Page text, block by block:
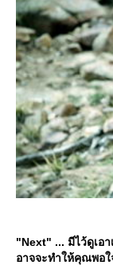
"Next" ... มีไว้ดูเอ
อาจจะทำให้คุณพอ